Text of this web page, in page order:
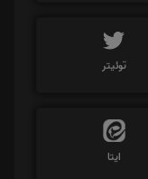
توئیتر
ایتا